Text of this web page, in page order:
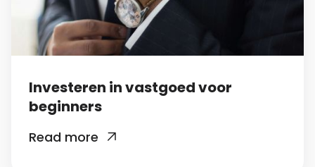
Investeren in vastgoed voor
beginners
Read more 